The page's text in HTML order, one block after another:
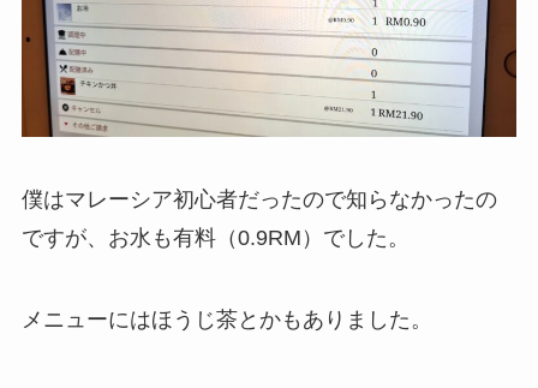
僕はマレーシア初心者だったので知らなかったの
ですが、お水も有料（0.9RM）でした。
メニューにはほうじ茶とかもありました。